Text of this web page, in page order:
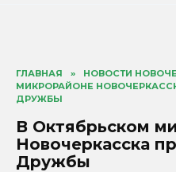
ГЛАВНАЯ » НОВОСТИ
МИКРОРАЙОНЕ
ДРУЖБЫ
В Октябрьском
Новочеркасска
Дружбы